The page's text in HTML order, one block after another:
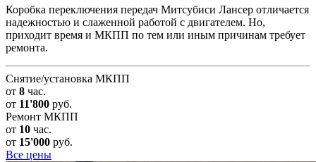
Коробка переключения передач Митсубиси Лансер отличается
надежностью и слаженной работой с двигателем. Но,
приходит время и МКПП по тем или иным причинам требует
ремонта.
Снятие/установка МКПП
от 8 час.
от 11'800 руб.
Ремонт МКПП
от 10 час.
от 15'000 руб.
Все цены